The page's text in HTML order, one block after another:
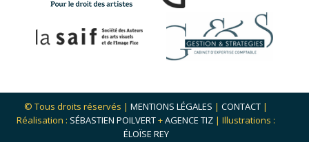
© Tous droits réservés | MENTIONS LÉGALES | CONTACT |
Réalisation : SÉBASTIEN POILVERT+AGENCE TIZ | Illustrations :
ÉLOÏSE REY